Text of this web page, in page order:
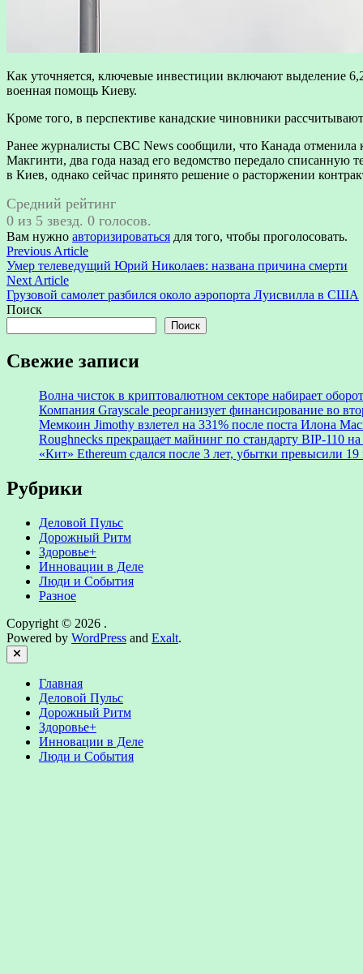
Как уточняется, ключевые инвестиции включают выделение
военная помощь Киеву.
Кроме того, в перспективе канадские чиновники
Ранее журналисты CBC News сообщили, что Канада отменила
Макгинти, два года назад его ведомство передало списанную
в Киев, однако сейчас принято решение о расторжении
Средний рейтинг
0 из 5 звезд. 0 голосов.
Вам нужно авторизироваться для того, чтобы проголосовать.
Навигация
по
записям
Previous ArticlePrevious
article:
Умер телеведущий Юрий Николаев: названа причина смерти
Next ArticleNext
article:
Грузовой самолет разбился около аэропорта Луисвилла в США
Поиск
Поиск
Свежие записи
Волна чисток в криптовалютном секторе набирает
Компания Grayscale реорганизует финансирование во
Мемкоин Jimothy взлетел на 331% после поста Илона
Roughnecks прекращает майнинг по стандарту BIP-110
«Кит» Ethereum сдался после 3 лет, убытки превысили
Рубрики
Деловой Пульс
Дорожный Ритм
Здоровье+
Инновации в Деле
Люди и События
Разное
Copyright © 2026 .
Powered by WordPress and Exalt.
Close
Главная
Деловой Пульс
Дорожный Ритм
Здоровье+
Инновации в Деле
Люди и События